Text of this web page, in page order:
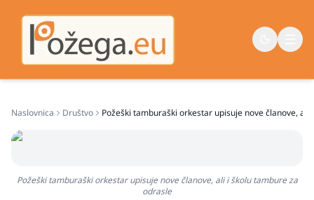
Život
Naslovnica Društvo Požeški tamburaški orkestar upisuje nove članove,
Požeški tamburaški orkestar upisuje nove članove, ali i školu tambure za
odrasle